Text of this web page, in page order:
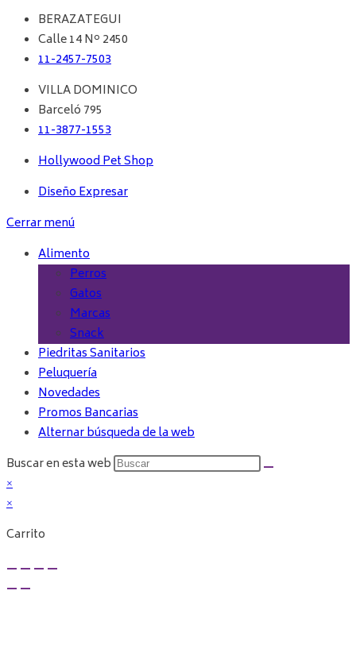
BERAZATEGUI
Calle 14 Nº 2450
11-2457-7503
VILLA DOMINICO
Barceló 795
11-3877-1553
Hollywood Pet Shop
Diseño Expresar
Cerrar menú
Alimento
Perros
Gatos
Marcas
Snack
Piedritas Sanitarios
Peluquería
Novedades
Promos Bancarias
Alternar búsqueda de la web
Buscar en esta web
×
×
Carrito